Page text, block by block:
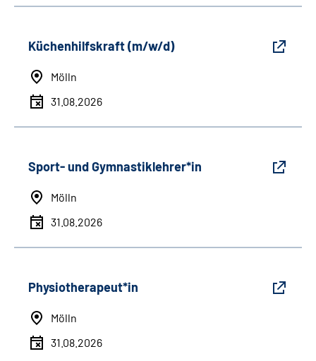
Küchenhilfskraft (m/w/d)
Mölln
31.08.2026
Sport- und Gymnastiklehrer*in
Mölln
31.08.2026
Physiotherapeut*in
Mölln
31.08.2026